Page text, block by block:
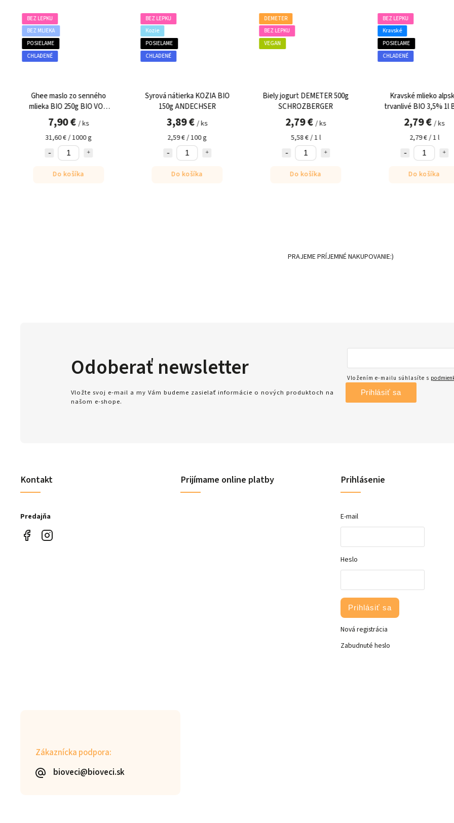
BEZ LEPKU
Kozie
POSIELAME
CHLADENÉ
Syrová nátierka KOZIA BIO
150g ANDECHSER
3,89 €/ ks
2,59 € / 100 g
Do košíka
DEMETER
BEZ LEPKU
VEGAN
Biely jogurt DEMETER 500g
SCHROZBERGER
2,79 €/ ks
5,58 € / 1 l
Do košíka
BEZ LEPKU
Kravské
POSIELAME
Kravské mlieko alpské
trvanlivé BIO 3,5% 1l BGL
2,79 €/ ks
2,79 € / 1 l
Do košíka
BEZ LEPKU
BEZ MLIEKA
VEGAN
POSIELAME
Majonéza lahôdková
BIO 250ml
4,99 €/ ks
19,96 € / 1 l
Do košíka
PRAJEME PRÍJEMNÉ NAKUPOVANIE:)
Zákaznícka podpora:
bioveci@bioveci.sk
Kontakt
Predajňa
Odoberať newsletter
Vložte svoj e-mail a my Vám budeme zasielať informácie o nových produktoch na
našom e-shope.
Vložením e-mailu súhlasíte s
Prihlásiť sa
Prijímame online platby Prihlásenie
E-mail
Heslo
Prihlásiť sa
Nová registrácia
Zabudnuté heslo